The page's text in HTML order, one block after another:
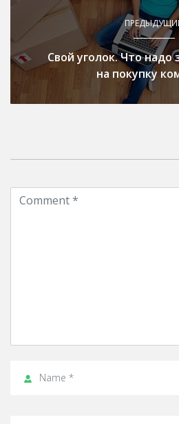
Свой уголок. Что надо
на покупку